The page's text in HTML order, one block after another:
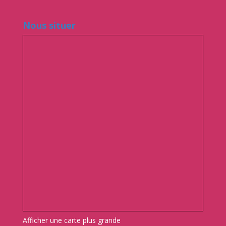
Nous situer
Afficher une carte plus grande